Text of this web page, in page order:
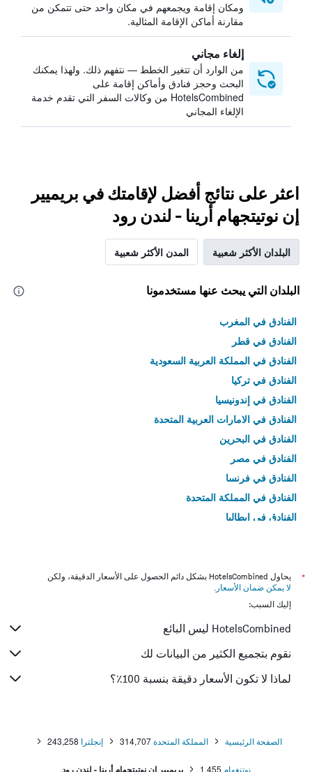
ومكان إقامة ويجمعهم في مكان واحد حتى تتمكن من
مقارنة أماكن الإقامة المثالية.
إلغاء مجاني
من الوارد أن تتغير الخطط — نتفهم ذلك. ولهذا يمكنك
البحث وحجز فنادق وأماكن إقامة على
HotelsCombined من وكالات السفر التي تقدم خدمة
الإلغاء المجاني
اعثر على نتائج أفضل لإقامتك في بريميير
إن نوتيتجهام أرينا - لندن رود
البلدان الأكثر شعبية المدن الأكثر شعبية
البلدان التي يبحث عنها مستخدمونا
الفنادق في المغرب
الفنادق في قطر
الفنادق في المملكة العربية السعودية
الفنادق في تركيا
الفنادق في إندونيسيا
الفنادق في الامارات العربية المتحدة
الفنادق في البحرين
الفنادق في مصر
الفنادق في فرنسا
الفنادق في المملكة المتحدة
الفنادق في إيطاليا
*
يحاول HotelsCombined بشكل دائم الحصول على الأسعار الدقيقة، ولكن
لا يمكن ضمان الأسعار .
إليك السبب:
HotelsCombined ليس البائع
نقوم بتجميع الكثير من البيانات لك
لماذا لا تكون الأسعار دقيقة بنسبة 100٪؟
الصفحة الرئيسية المملكة المتحدة 314,707 إنجلترا 243,258
نوتنغهام 1,455 بريميير إن نوتيتجهام أرينا - لندن رود